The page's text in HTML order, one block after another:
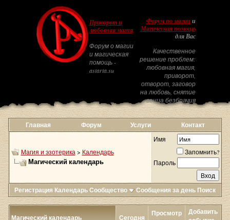
Приворот и
любовная магия
Форум о магии
и магическая
помощь -
astarta.su
Форум по магиии
Магическая помощь
для Вас
Качественное
решение проблем:
любовная магия,
приворот,
отворот, заговор
на любовь, снятие
венца безбрачия
Главная Форум Услуги Контакт
Магия и эзотерика > Календарь
Магический календарь
Имя
Запомнить?
Пароль
Регистрация КалендарьСообщество Сообщения за день Поиск
Магический календарь Сегодня
Просмотр
Добавить